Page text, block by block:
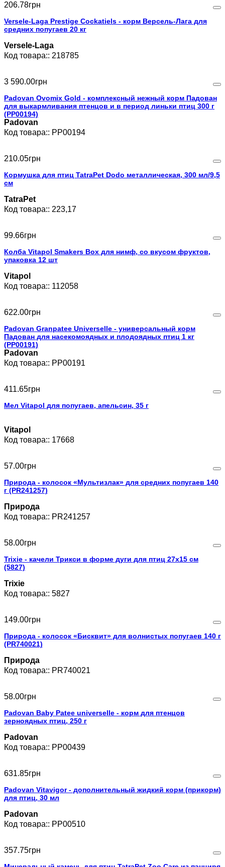
206.78грн
Versele-Laga Prestige Cockatiels - корм Версель-Лага для
средних попугаев 20 кг
Versele-Laga
218785
3 590.00грн
Padovan Ovomix Gold - комплексный нежный корм Падован
для выкармливания птенцов и в период линьки птиц 300 г
(PP00194)
Padovan
PP00194
210.05грн
Кормушка для птиц TatraPet Dodo металлическая, 300 мл/9,5
см
TatraPet
223,17
99.66грн
Колба Vitapol Smakers Box для нимф, со вкусом фруктов,
упаковка 12 шт
Vitapol
112058
622.00грн
Padovan Granpatee Universelle - универсальный корм
Падован для насекомоядных и плодоядных птиц 1 кг
(PP00191)
Padovan
PP00191
411.65грн
Мел Vitapol для попугаев, апельсин, 35 г
Vitapol
17668
57.00грн
Природа - колосок «Мультизлак» для средних попугаев 140
г (PR241257)
Природа
PR241257
58.00грн
Trixie - качели Трикси в форме дуги для птиц 27х15 см
(5827)
Trixie
5827
149.00грн
Природа - колосок «Бисквит» для волнистых попугаев 140 г
(PR740021)
Природа
PR740021
58.00грн
Padovan Bаby Patee universelle - корм для птенцов
зерноядных птиц, 250 г
Padovan
PP00439
631.85грн
Padovan Vitavigor - дополнительный жидкий корм (прикорм)
для птиц, 30 мл
Padovan
PP00510
357.75грн